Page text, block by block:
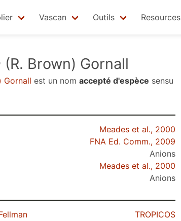
Vascan Outils Resources
(R. Brown) Gornall
Gornall est un nom accepté d'espèce sensu
Meades et al., 2000
FNA Ed. Comm., 2009
Anions
Meades et al., 2000
Anions
TROPICOS